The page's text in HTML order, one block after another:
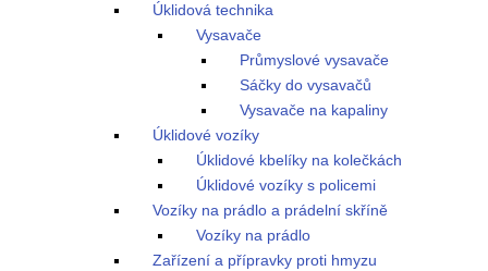
Úklidová technika
Vysavače
Průmyslové vysavače
Sáčky do vysavačů
Vysavače na kapaliny
Úklidové vozíky
Úklidové kbelíky na kolečkách
Úklidové vozíky s policemi
Vozíky na prádlo a prádelní skříně
Vozíky na prádlo
Zařízení a přípravky proti hmyzu